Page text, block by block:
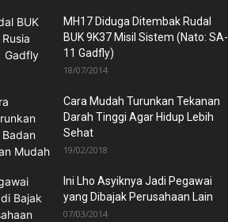
MH17 Diduga Ditembak Rudal
BUK 9K37 Misil Sistem (Nato: SA-
11 Gadfly)
18/07/2014
Cara Mudah Turunkan Tekanan
Darah Tinggi Agar Hidup Lebih
Sehat
19/02/2018
Ini Lho Asyiknya Jadi Pegawai
yang Dibajak Perusahaan Lain
07/03/2014